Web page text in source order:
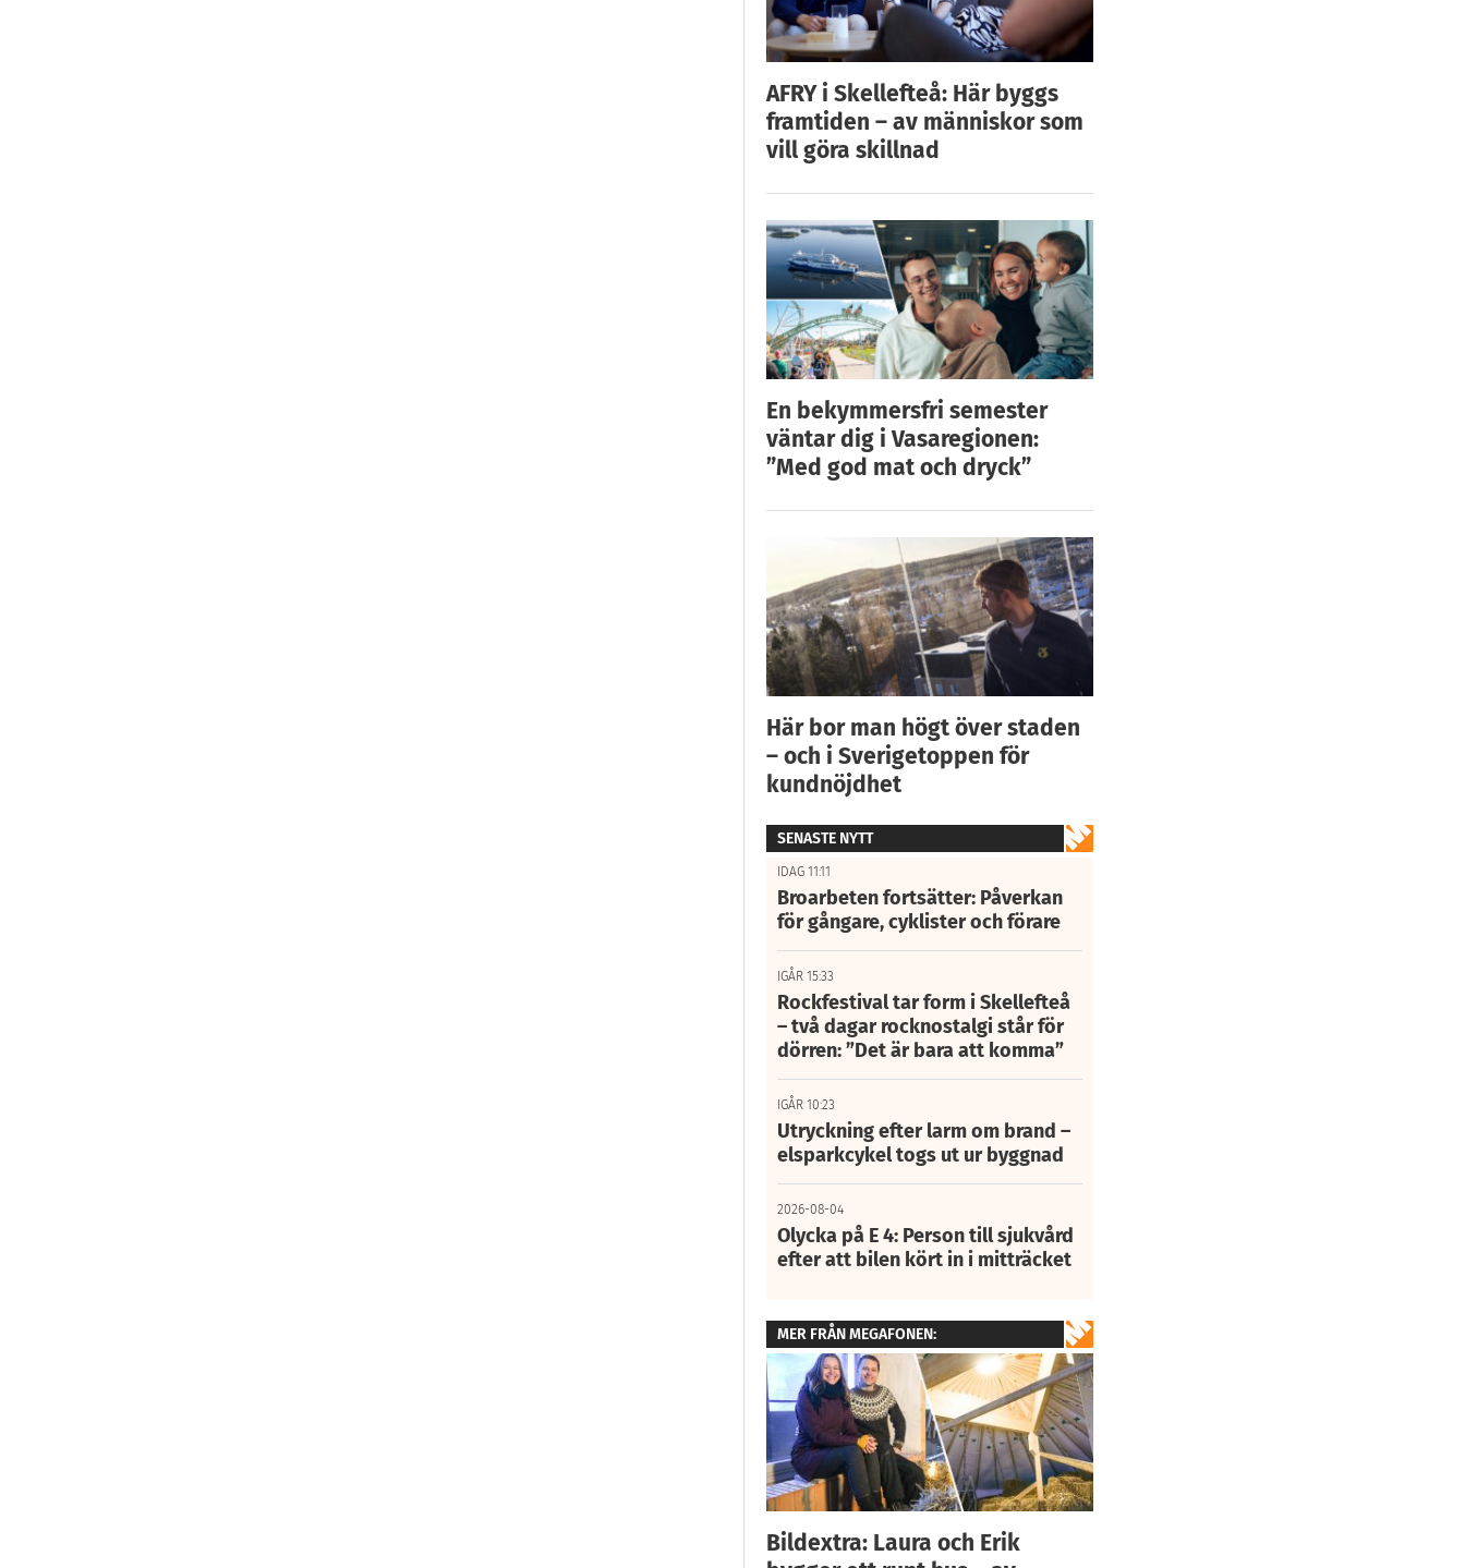
AFRY i Skellefteå: Här byggs
framtiden – av människor som
vill göra skillnad
En bekymmersfri semester
väntar dig i Vasaregionen:
”Med god mat och dryck”
Här bor man högt över staden
– och i Sverigetoppen för
kundnöjdhet
SENASTE NYTT
IDAG 11:11
Broarbeten fortsätter: Påverkan
för gångare, cyklister och förare
IGÅR 15:33
Rockfestival tar form i Skellefteå
– två dagar rocknostalgi står för
dörren: ”Det är bara att komma”
IGÅR 10:23
Utryckning efter larm om brand –
elsparkcykel togs ut ur byggnad
2026-08-04
Olycka på E 4: Person till sjukvård
efter att bilen kört in i mitträcket
MER FRÅN MEGAFONEN:
Bildextra: Laura och Erik